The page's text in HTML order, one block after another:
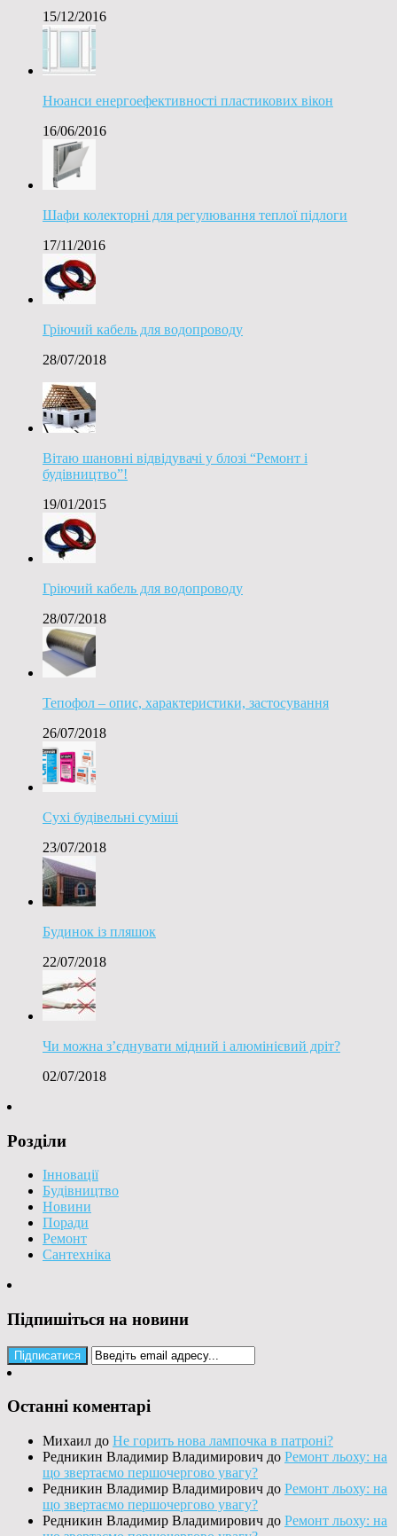
15/12/2016
Нюанси енергоефективності пластикових вікон
16/06/2016
Шафи колекторні для регулювання теплої підлоги
17/11/2016
Гріючий кабель для водопроводу
28/07/2018
Вітаю шановні відвідувачі у блозі “Ремонт і
будівництво”!
19/01/2015
Гріючий кабель для водопроводу
28/07/2018
Тепофол – опис, характеристики, застосування
26/07/2018
Сухі будівельні суміші
23/07/2018
Будинок із пляшок
22/07/2018
Чи можна з’єднувати мідний і алюмінієвий дріт?
02/07/2018
Розділи
Інновації
Будівництво
Новини
Поради
Ремонт
Сантехніка
Підпишіться на новини
Останні коментарі
Михаил до Не горить нова лампочка в патроні?
Редникин Владимир Владимирович до Ремонт льоху: на
що звертаємо першочергово увагу?
Редникин Владимир Владимирович до Ремонт льоху: на
що звертаємо першочергово увагу?
Редникин Владимир Владимирович до Ремонт льоху: на